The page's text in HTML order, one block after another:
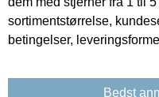
sortimentstørrelse,
betingelser,
Bedst